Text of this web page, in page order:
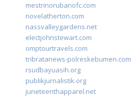
mestrinorubanofc.com
novelatherton.com
nassvalleygardens.net
electjohnstewart.com
omptourtravels.com
tribratanews-polreskebumen.com
rsudbayuasih.org
publikjurnalistik.org
juneteenthapparel.net